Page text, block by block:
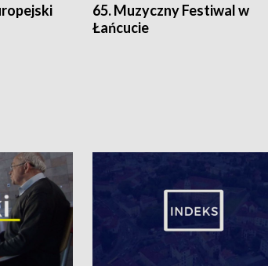
65. Muzyczny Festiwal w
Łańcucie